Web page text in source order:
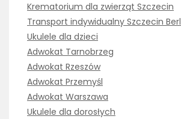
Krematorium dla zwierząt Szczecin
Transport indywidualny Szczecin
Ukulele dla dzieci
Adwokat Tarnobrzeg
Adwokat Rzeszów
Adwokat Przemyśl
Adwokat Warszawa
Ukulele dla dorosłych